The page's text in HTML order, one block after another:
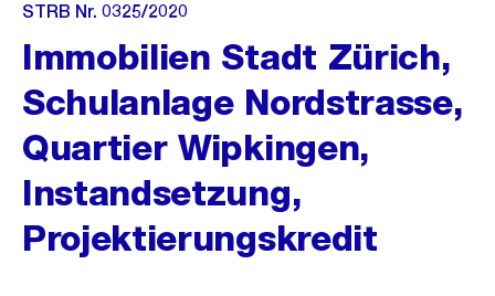
STRB Nr. 0325/2020
Immobilien Stadt Zürich,
Schulanlage Nordstrasse,
Quartier Wipkingen,
Instandsetzung,
Projektierungskredit